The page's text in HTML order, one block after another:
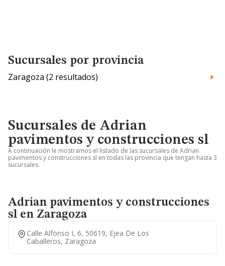
Sucursales por provincia
Zaragoza (2 resultados)
Sucursales de Adrian
pavimentos y construcciones sl
A continuación le mostramos el listado de las sucursales de Adrian
pavimentos y construcciones sl en todas las provincia que tengan hasta 3
sucursales.
Adrian pavimentos y construcciones
sl en Zaragoza
Calle Alfonso I, 6, 50619, Ejea De Los
Caballeros, Zaragoza